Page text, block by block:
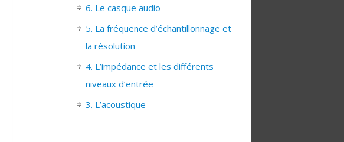
6. Le casque audio
5. La fréquence d’échantillonnage et
la résolution
4. L’impédance et les différents
niveaux d’entrée
3. L’acoustique